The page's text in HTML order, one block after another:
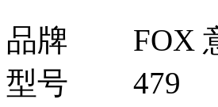
品牌
FOX
型号
479